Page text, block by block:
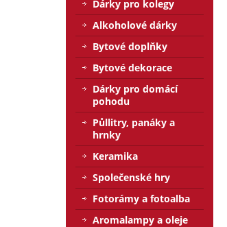
Dárky pro kolegy
Alkoholové dárky
Bytové doplňky
Bytové dekorace
Dárky pro domácí
pohodu
Půllitry, panáky a
hrnky
Keramika
Společenské hry
Fotorámy a fotoalba
Aromalampy a oleje